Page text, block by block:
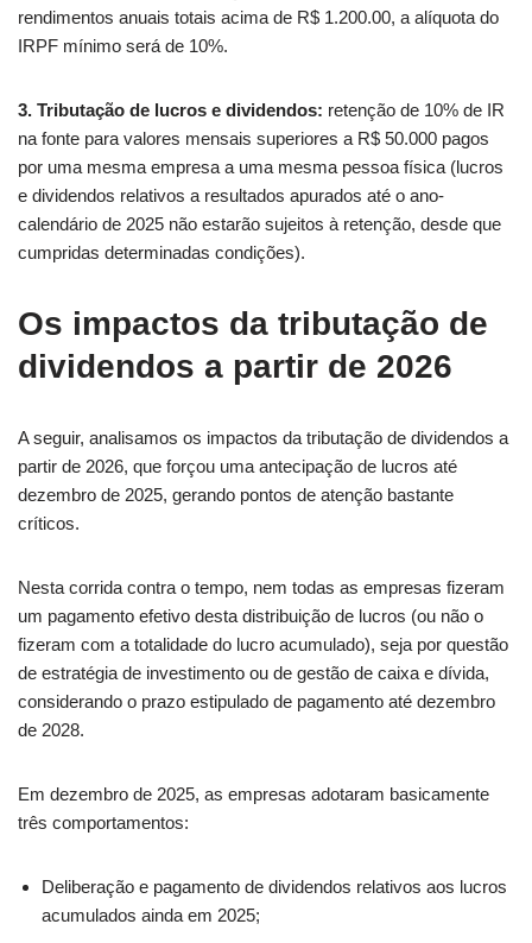
rendimentos anuais totais acima de R$ 1.200.00, a alíquota do
IRPF mínimo será de 10%.
3. Tributação de lucros e dividendos: retenção de 10% de IR
na fonte para valores mensais superiores a R$ 50.000 pagos
por uma mesma empresa a uma mesma pessoa física (lucros
e dividendos relativos a resultados apurados até o ano-
calendário de 2025 não estarão sujeitos à retenção, desde que
cumpridas determinadas condições).
Os impactos da tributação de
dividendos a partir de 2026
A seguir, analisamos os impactos da tributação de dividendos a
partir de 2026, que forçou uma antecipação de lucros até
dezembro de 2025, gerando pontos de atenção bastante
críticos.
Nesta corrida contra o tempo, nem todas as empresas fizeram
um pagamento efetivo desta distribuição de lucros (ou não o
fizeram com a totalidade do lucro acumulado), seja por questão
de estratégia de investimento ou de gestão de caixa e dívida,
considerando o prazo estipulado de pagamento até dezembro
de 2028.
Em dezembro de 2025, as empresas adotaram basicamente
três comportamentos:
Deliberação e pagamento de dividendos relativos aos lucros
acumulados ainda em 2025;